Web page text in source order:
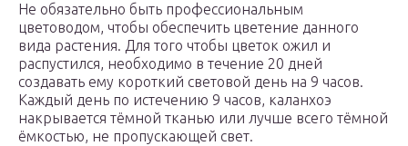
Не обязательно быть профессиональным
цветоводом, чтобы обеспечить цветение данного
вида растения. Для того чтобы цветок ожил и
распустился, необходимо в течение 20 дней
создавать ему короткий световой день на 9 часов.
Каждый день по истечению 9 часов, каланхоэ
накрывается тёмной тканью или лучше всего тёмной
ёмкостью, не пропускающей свет.